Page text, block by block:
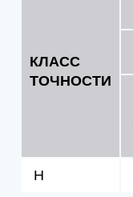
КЛАСС
ТОЧНОСТИ
H